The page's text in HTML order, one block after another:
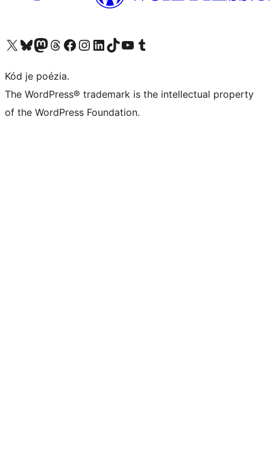
Navštívte náš účet na X (predtým Twitter)
Navštívte náš účet na platforme Bluesky
Navštívte náš účet na Mastodone
Navštívte náš účet na platforme Threads
Navštívte našu stránku na Facebooku
Navštívte náš účet Instagram
Navštívte náš účet LinkedIn
Navštívte náš účet na platforme TikTok
Navštívte náš kanál YouTube
Navštívte náš účet na platforme Tumblr
Kód je poézia.
The WordPress® trademark is the intellectual property
of the WordPress Foundation.